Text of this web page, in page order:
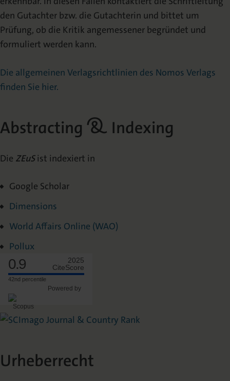
den Gutachter bzw. die Gutachterin und bittet um
Prüfung, ob die Kritik angemessener begründet und
formuliert werden kann.
Die allgemeinen Verlagsrichtlinien des Nomos Verlags
finden Sie hier.
Abstracting & Indexing
Die ZEuSist indexiert in
Google Scholar
Dimensions
World Affairs Online (WAO)
Pollux
0.9
2025
CiteScore
42nd percentile
Powered by
Urheberrecht